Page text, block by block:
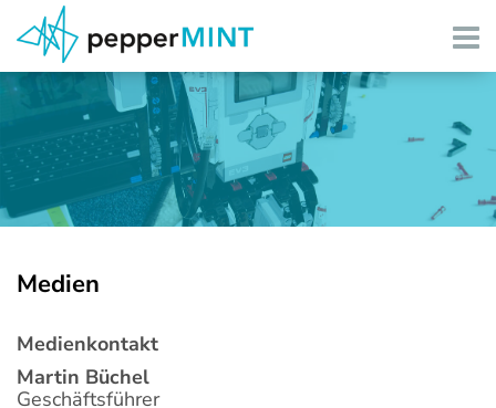
Angebote Schulen
Angebote Freizeit
Angebote Coaching
Medien
Medienkontakt
Martin Büchel
Geschäftsführer